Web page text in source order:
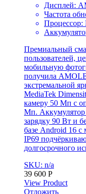
Дисплей:
Частота
Процессор:
Премиальный
пользователей,
мобильную
получила
экстремальной
MediaTek
камеру 50 Мп с
Мп.
зарядку 90 Вт и
базе Android 16
IP69
долгосрочного
SKU: n/a
39 600 Р
View Product
Отложить